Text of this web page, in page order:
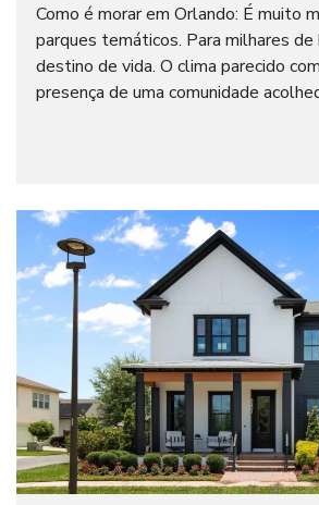
Como é morar em Orlando: É muito
parques temáticos. Para milhares de
destino de vida. O clima parecido
presença de uma comunidade